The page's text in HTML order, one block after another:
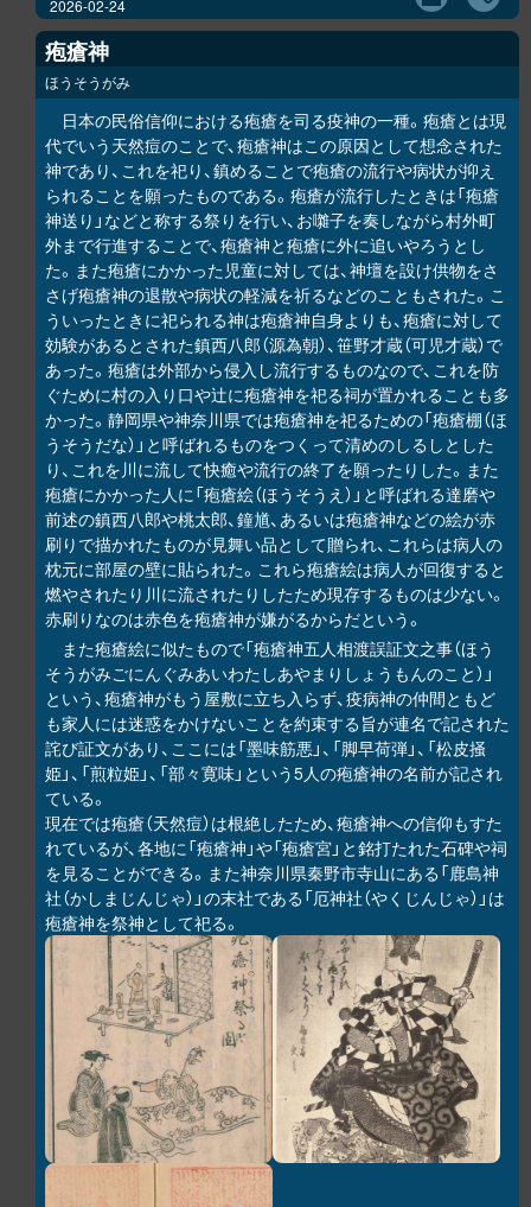
2026-02-24
疱瘡神
ほうそうがみ
日本の民俗信仰における疱瘡を司る疫神の一種。疱瘡とは現
代でいう天然痘のことで、疱瘡神はこの原因として想念された
神であり、これを祀り、鎮めることで疱瘡の流行や病状が抑え
られることを願ったものである。疱瘡が流行したときは「疱瘡
神送り」などと称する祭りを行い、お囃子を奏しながら村外町
外まで行進することで、疱瘡神と疱瘡に外に追いやろうとし
た。また疱瘡にかかった児童に対しては、神壇を設け供物をさ
さげ疱瘡神の退散や病状の軽減を祈るなどのこともされた。こ
ういったときに祀られる神は疱瘡神自身よりも、疱瘡に対して
効験があるとされた鎮西八郎（源為朝）、笹野才蔵（可児才蔵）で
あった。疱瘡は外部から侵入し流行するものなので、これを防
ぐために村の入り口や辻に疱瘡神を祀る祠が置かれることも多
かった。静岡県や神奈川県では疱瘡神を祀るための「疱瘡棚（ほ
うそうだな）」と呼ばれるものをつくって清めのしるしとした
り、これを川に流して快癒や流行の終了を願ったりした。また
疱瘡にかかった人に「疱瘡絵（ほうそうえ）」と呼ばれる達磨や
前述の鎮西八郎や桃太郎、鐘馗、あるいは疱瘡神などの絵が赤
刷りで描かれたものが見舞い品として贈られ、これらは病人の
枕元に部屋の壁に貼られた。これら疱瘡絵は病人が回復すると
燃やされたり川に流されたりしたため現存するものは少ない。
赤刷りなのは赤色を疱瘡神が嫌がるからだという。
また疱瘡絵に似たもので「疱瘡神五人相渡誤証文之事（ほう
そうがみごにんぐみあいわたしあやまりしょうもんのこと）」
という、疱瘡神がもう屋敷に立ち入らず、疫病神の仲間ともど
も家人には迷惑をかけないことを約束する旨が連名で記された
詫び証文があり、ここには「墨味筋悪」、「脚早荷弾」、「松皮掻
姫」、「煎粒姫」、「部々寛味」という5人の疱瘡神の名前が記され
ている。
現在では疱瘡（天然痘）は根絶したため、疱瘡神への信仰もすた
れているが、各地に「疱瘡神」や「疱瘡宮」と銘打たれた石碑や祠
を見ることができる。また神奈川県秦野市寺山にある「鹿島神
社（かしまじんじゃ）」の末社である「厄神社（やくじんじゃ）」は
疱瘡神を祭神として祀る。